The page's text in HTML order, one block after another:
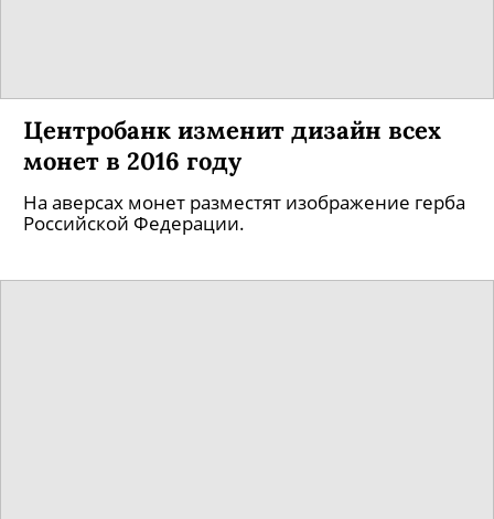
Центробанк изменит дизайн всех
монет в 2016 году
На аверсах монет разместят изображение герба
Российской Федерации.